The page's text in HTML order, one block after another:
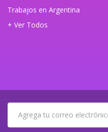
Trabajos en Argentina
+ Ver Todos